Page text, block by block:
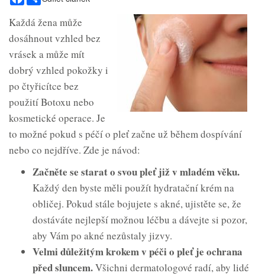
Každá žena může
dosáhnout vzhled bez
vrásek a může mít
dobrý vzhled pokožky i
po čtyřicítce bez
použití Botoxu nebo
kosmetické operace. Je
to možné pokud s péčí o pleť začne už během dospívání
nebo co nejdříve. Zde je návod:
Začněte se starat o svou pleť již v mladém věku.
Každý den byste měli použít hydratační krém na
obličej. Pokud stále bojujete s akné, ujistěte se, že
dostáváte nejlepší možnou léčbu a dávejte si pozor,
aby Vám po akné nezůstaly jizvy.
Velmi důležitým krokem v péči o pleť je ochrana
před sluncem.Všichni dermatologové radí, aby lidé